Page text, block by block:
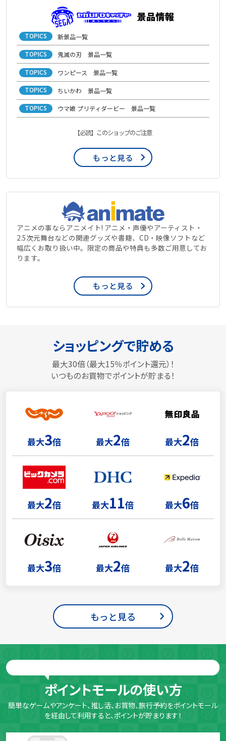
TOPICS 新景品一覧
TOPICS 鬼滅の刃 景品一覧
TOPICS ワンピース 景品一覧
TOPICS ちいかわ 景品一覧
TOPICS ウマ娘 プリティダービー 景品一覧
【必読】このショップのご注意
もっと見る
アニメの事ならアニメイト! アニメ・声優やアーティスト・
2.5次元舞台などの関連グッズや書籍、CD・映像ソフトなど
幅広くお取り扱い中。限定の商品や特典も多数ご用意してお
ります。
もっと見る
ショッピングで貯める
最大30倍（最大15％ポイント還元）！
いつものお買物でポイントが貯まる！
最大3倍 最大2倍 最大2倍
最大2倍 最大11倍 最大6倍
最大3倍 最大2倍 最大2倍
もっと見る
ポイントモールの使い方
簡単なゲームやアンケート、推し活、お買物、旅行予約をポイントモール
を経由して利用すると、ポイントが貯まります！